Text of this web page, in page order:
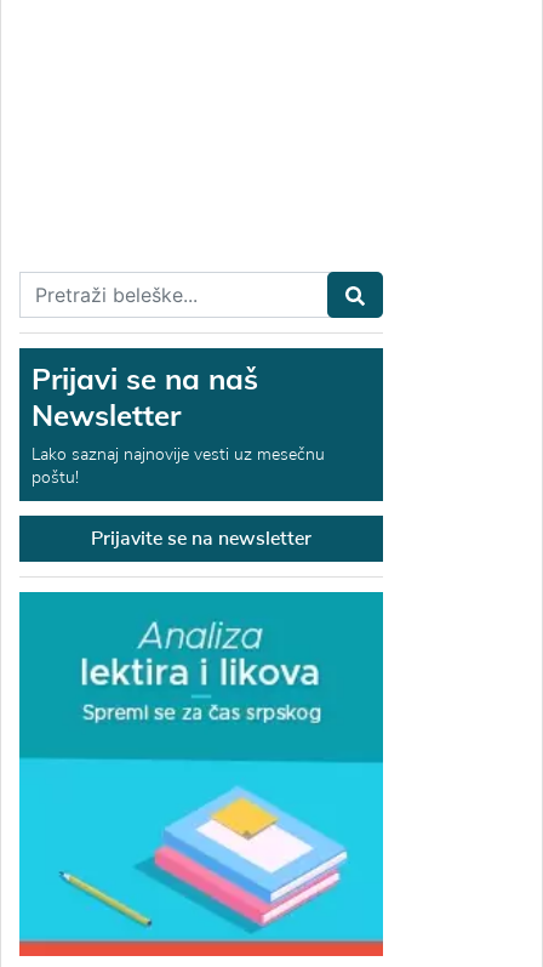
Prijavi se na naš
Newsletter
Lako saznaj najnovije vesti uz mesečnu
poštu!
Prijavite se na newsletter